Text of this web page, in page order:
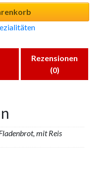
Rezensionen
(0)
mit Reis